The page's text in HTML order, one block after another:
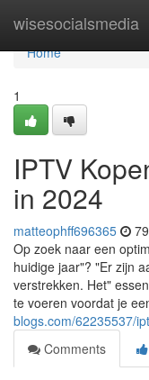
wisesocialsmedia
Home
Home
1
IPTV
in 2024
matteophff696365
Op zoek naar een
huidige jaar"? "Er zijn
verstrekken. Het"
te voeren voordat je
blogs.com/62235537/
Comments